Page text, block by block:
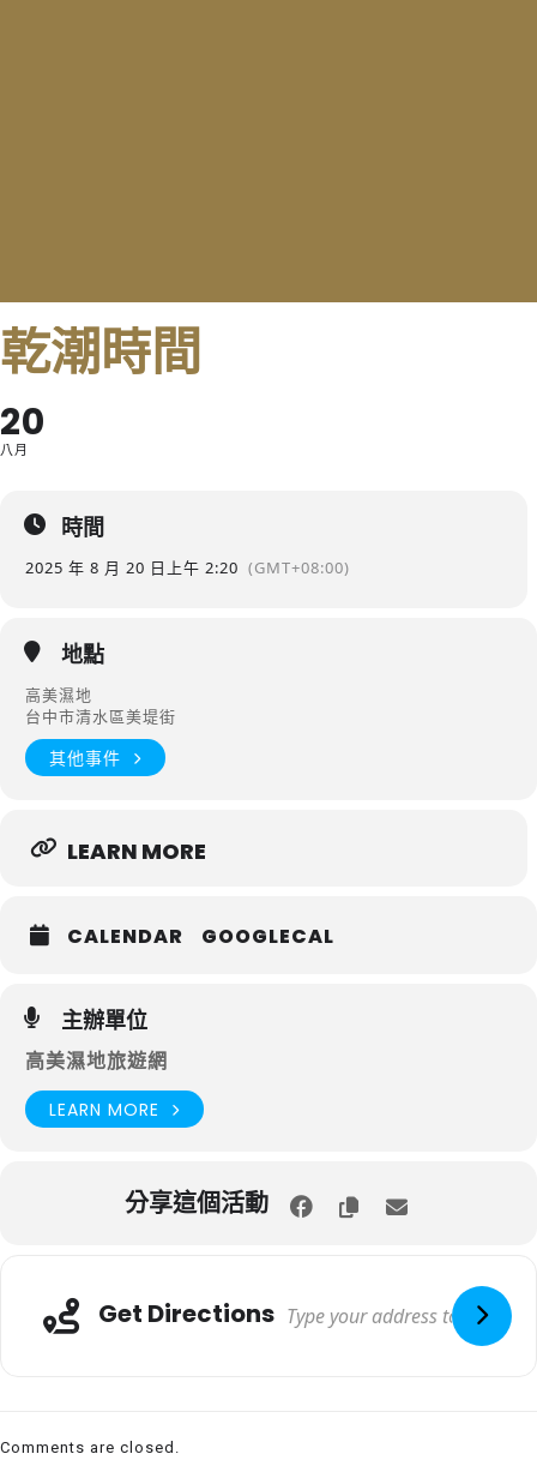
乾潮時間
20
八月
時間
2025 年 8 月 20 日 上午 2:20 (GMT+08:00)
地點
高美濕地
台中市清水區美堤街
其他事件
LEARN MORE
CALENDAR GOOGLECAL
主辦單位
高美濕地旅遊網
LEARN MORE
分享這個活動
Get Directions
Comments are closed.